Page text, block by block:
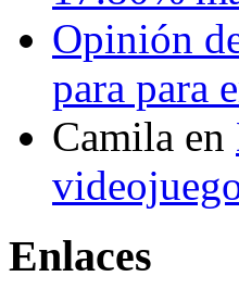
Opinión
para para
Camila en
Enlaces